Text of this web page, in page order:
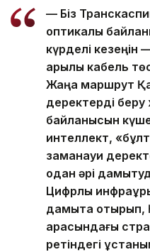
— Біз
оптикалық
күрделі кезеңін
арқылы кабель
Жаңа маршрут
деректерді беру
байланысын
интеллект,
заманауи
одан әрі
Цифрлық
дамыта отырып,
арасындағы
ретіндегі